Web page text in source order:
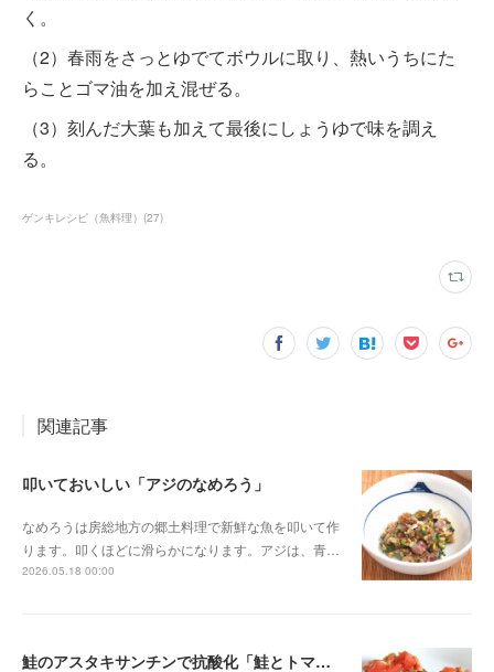
く。
（2）春雨をさっとゆでてボウルに取り、熱いうちにた
らことゴマ油を加え混ぜる。
（3）刻んだ大葉も加えて最後にしょうゆで味を調え
る。
ゲンキレシピ（魚料理） (27)
関連記事
叩いておいしい「アジのなめろう」
なめろうは房総地方の郷土料理で新鮮な魚を叩いて作
ります。叩くほどに滑らかになります。アジは、青…
2026.05.18 00:00
鮭のアスタキサンチンで抗酸化「鮭とトマトのブルスケッタ」